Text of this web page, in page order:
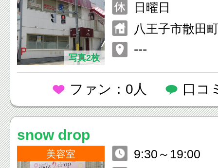
写真2枚
日曜日
八王子市散田
---
ファン：0人 口コ
snow drop
美容室
9:30～19:00